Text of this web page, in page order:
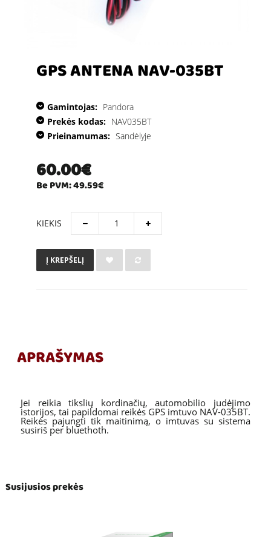
GPS ANTENA NAV-035BT
Gamintojas: Pandora
Prekės kodas: NAV035BT
Prieinamumas: Sandėlyje
60.00€
Be PVM: 49.59€
KIEKIS
Į KREPŠELĮ
APRAŠYMAS
Jei reikia tikslių kordinačių, automobilio judėjimo
istorijos, tai papildomai reikės GPS imtuvo NAV-035BT.
Reikės pajungti tik maitinimą, o imtuvas su sistema
susiriš per bluethoth.
Susijusios prekės